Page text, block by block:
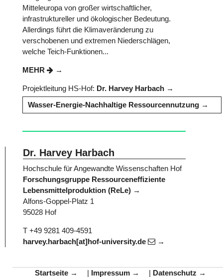
Mitteleuropa von großer wirtschaftlicher,
infrastruktureller und ökologischer Bedeutung.
Allerdings führt die Klimaveränderung zu
verschobenen und extremen Niederschlägen,
welche Teich-Funktionen...
MEHR
Projektleitung HS-Hof: Dr. Harvey Harbach
Wasser-Energie-Nachhaltige Ressourcennutzung
Dr. Harvey Harbach
Hochschule für Angewandte Wissenschaften Hof
Forschungsgruppe Ressourceneffiziente
Lebensmittelproduktion (ReLe)
Alfons-Goppel-Platz 1
95028 Hof
T +49 9281 409-4591
harvey.harbach[at]hof-university.de
Startseite | Impressum | Datenschutz